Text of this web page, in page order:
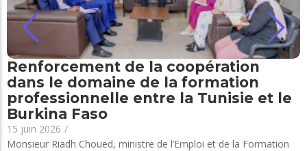
Renforcement de la coopération
dans le domaine de la formation
professionnelle entre la Tunisie et le
Burkina Faso
15 juin 2026 /
Monsieur Riadh Choued, ministre de l’Emploi et de la Formation